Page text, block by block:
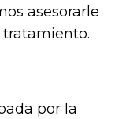
asesorarle
tratamiento.
por la